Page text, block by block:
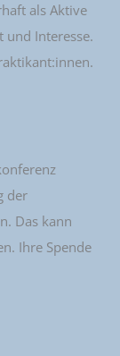
als Aktive
und Interesse.
der
Das kann
Ihre Spende